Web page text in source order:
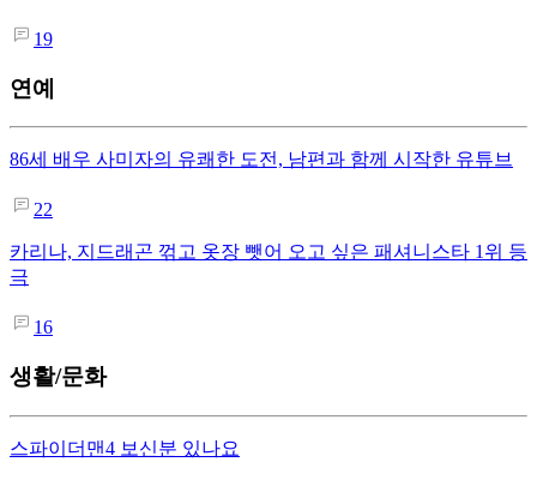
19
연예
86세 배우 사미자의 유쾌한 도전, 남편과 함께 시작한 유튜브
22
카리나, 지드래곤 꺾고 옷장 뺏어 오고 싶은 패셔니스타 1위 등
극
16
생활/문화
스파이더맨4 보신분 있나요